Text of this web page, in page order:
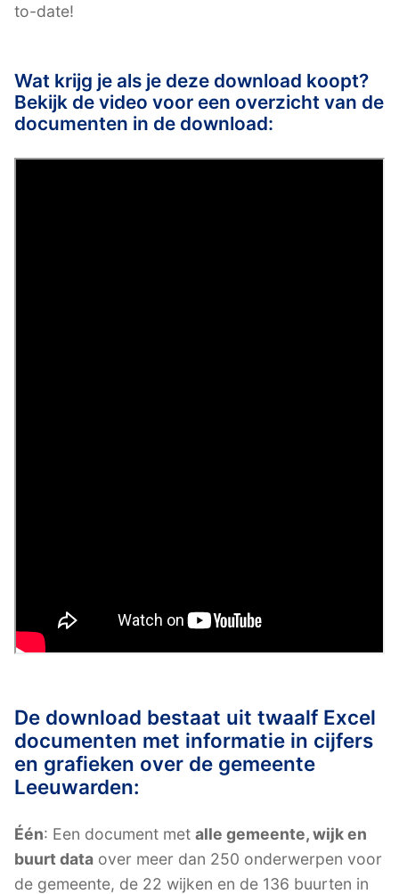
to-date!
Wat krijg je als je deze download koopt?
Bekijk de video voor een overzicht van de
documenten in de download:
De download bestaat uit twaalf Excel
documenten met informatie in cijfers
en grafieken over de gemeente
Leeuwarden:
Één: Een document met alle gemeente, wijk en
buurt data over meer dan 250 onderwerpen voor
de gemeente, de 22 wijken en de 136 buurten in